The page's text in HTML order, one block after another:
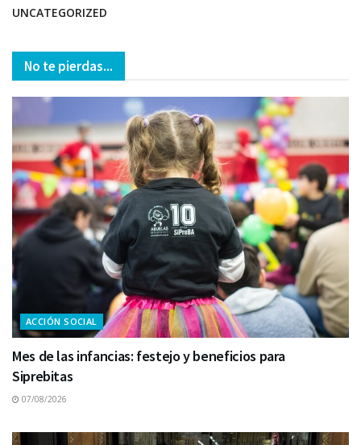
UNCATEGORIZED
No te pierdas...
ACCIÓN SOCIAL
Mes de las infancias: festejo y beneficios para
Siprebitas
07/08/2026